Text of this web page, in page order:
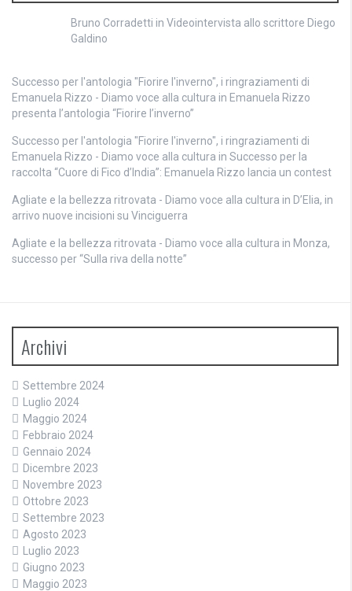
Bruno Corradetti in Videointervista allo scrittore Diego
Galdino
Successo per l'antologia "Fiorire l'inverno", i ringraziamenti di
Emanuela Rizzo - Diamo voce alla cultura in Emanuela Rizzo
presenta l’antologia “Fiorire l’inverno”
Successo per l'antologia "Fiorire l'inverno", i ringraziamenti di
Emanuela Rizzo - Diamo voce alla cultura in Successo per la
raccolta “Cuore di Fico d’India”: Emanuela Rizzo lancia un contest
Agliate e la bellezza ritrovata - Diamo voce alla cultura in D’Elia, in
arrivo nuove incisioni su Vinciguerra
Agliate e la bellezza ritrovata - Diamo voce alla cultura in Monza,
successo per “Sulla riva della notte”
Archivi
Settembre 2024
Luglio 2024
Maggio 2024
Febbraio 2024
Gennaio 2024
Dicembre 2023
Novembre 2023
Ottobre 2023
Settembre 2023
Agosto 2023
Luglio 2023
Giugno 2023
Maggio 2023